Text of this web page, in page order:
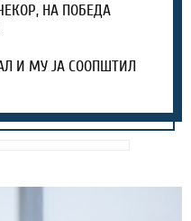
НА ПОБЕДА
И МУ ЈА СООПШТИЛ